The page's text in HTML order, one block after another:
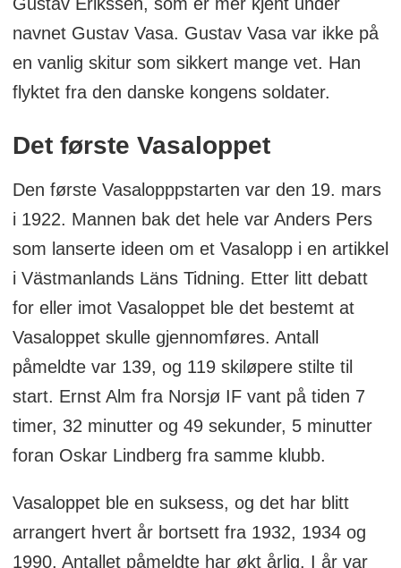
navnet Gustav Vasa. Gustav Vasa var ikke på
en vanlig skitur som sikkert mange vet. Han
flyktet fra den danske kongens soldater.
Det første Vasaloppet
Den første Vasalopppstarten var den 19. mars
i 1922. Mannen bak det hele var Anders Pers
som lanserte ideen om et Vasalopp i en artikkel
i Västmanlands Läns Tidning. Etter litt debatt
for eller imot Vasaloppet ble det bestemt at
Vasaloppet skulle gjennomføres. Antall
påmeldte var 139, og 119 skiløpere stilte til
start. Ernst Alm fra Norsjø IF vant på tiden 7
timer, 32 minutter og 49 sekunder, 5 minutter
foran Oskar Lindberg fra samme klubb.
Vasaloppet ble en suksess, og det har blitt
arrangert hvert år bortsett fra 1932, 1934 og
1990. Antallet påmeldte har økt årlig. I år var